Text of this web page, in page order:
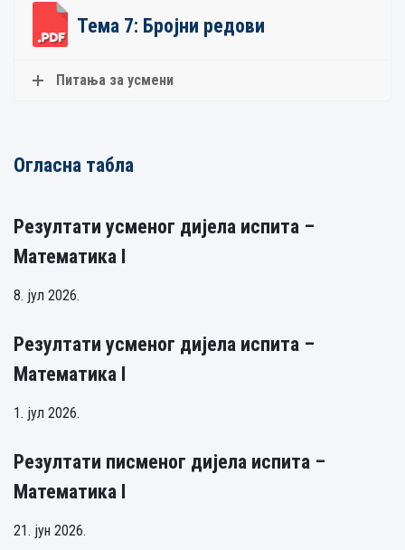
Тема 7: Бројни редови
Питања за усмени
Огласна табла
Резултати усменог дијела испита –
Математика I
8. јул 2026.
Резултати усменог дијела испита –
Математика I
1. јул 2026.
Резултати писменог дијела испита –
Математика I
21. јун 2026.